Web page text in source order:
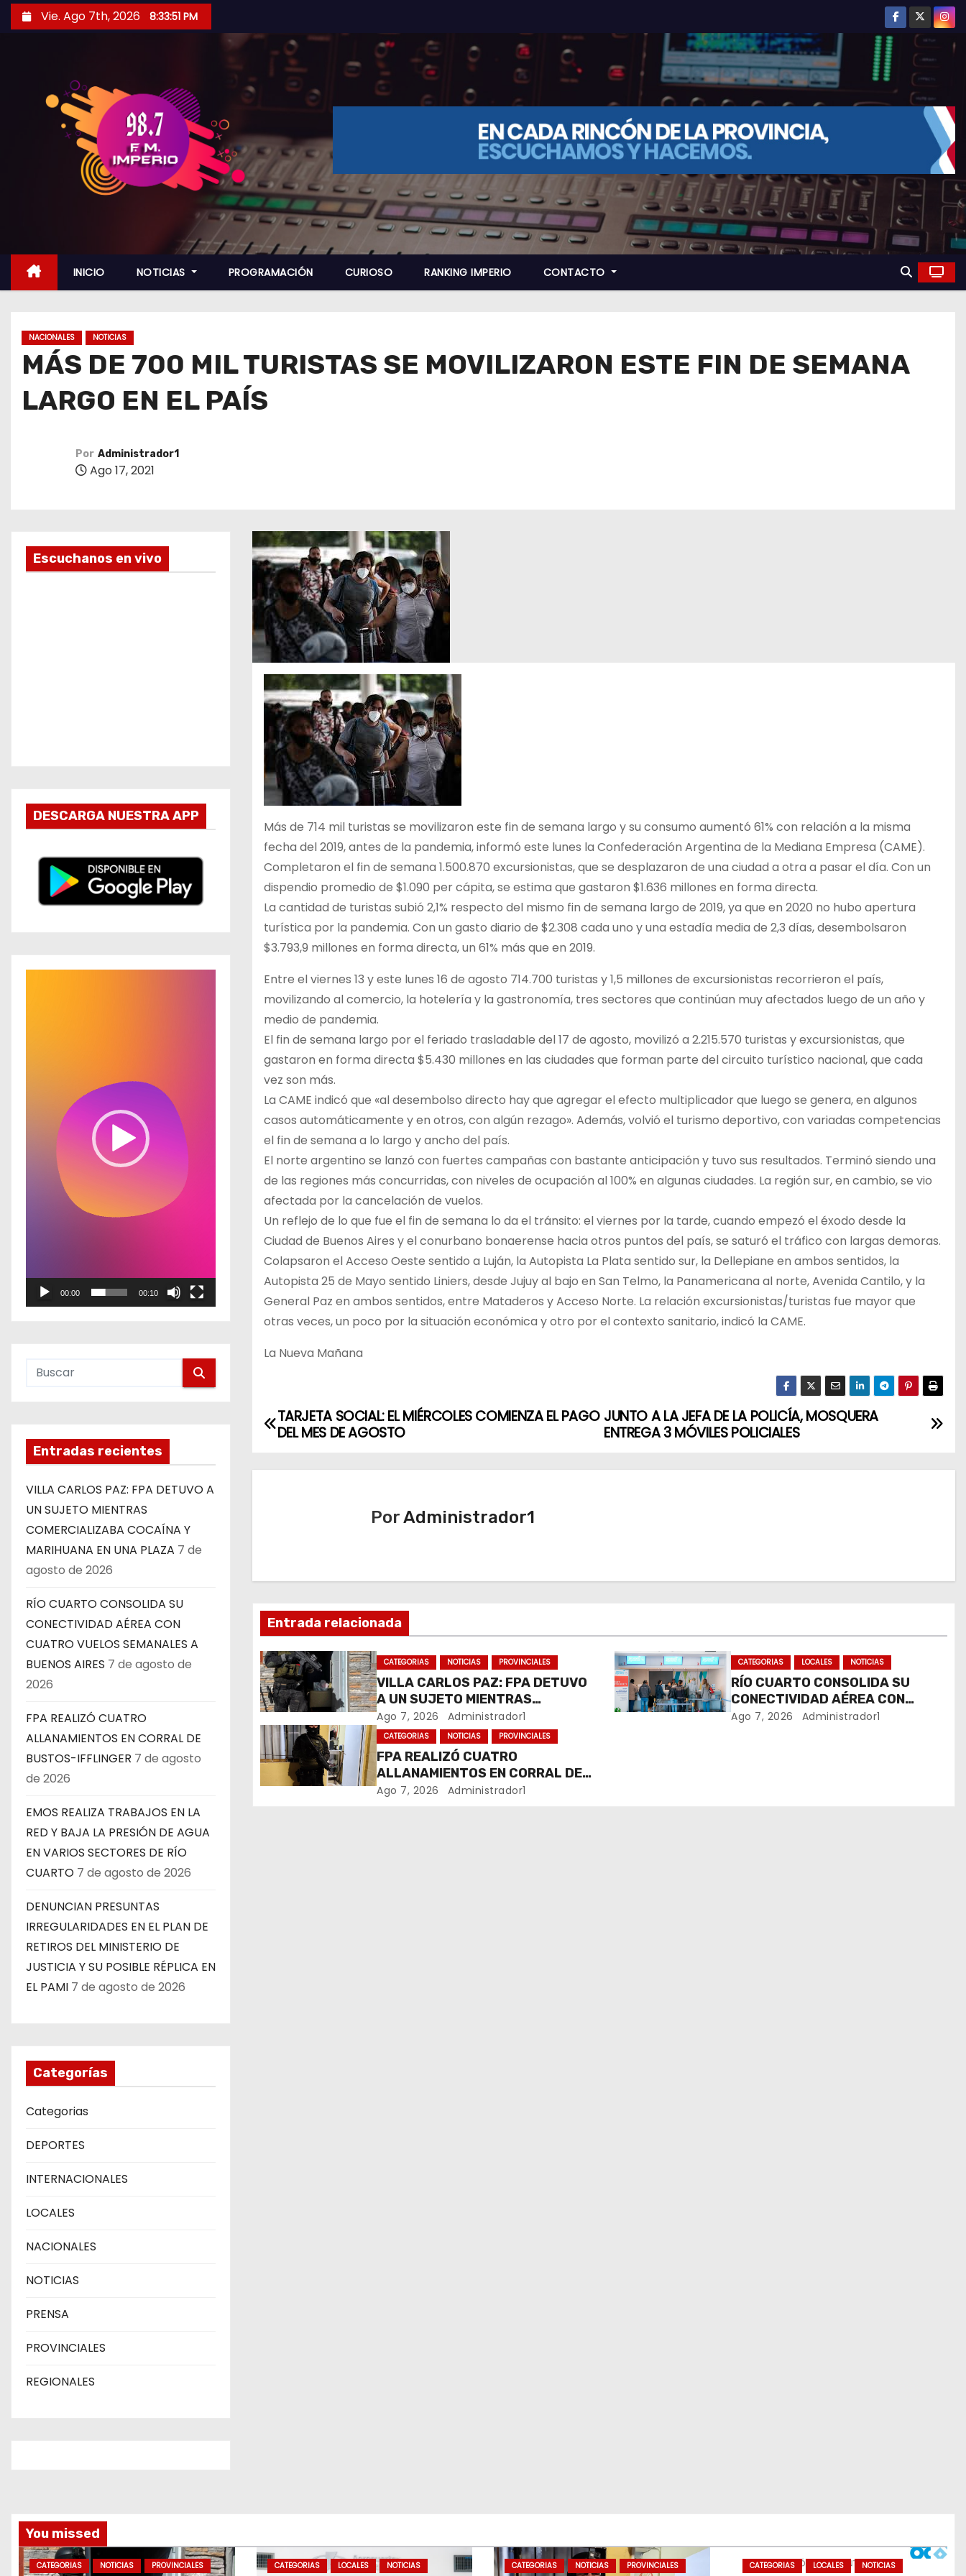
i
Vie. Ago 7th, 2026 8:33:52 PM
INICIO NOTICIAS PROGRAMACIÓN CURIOSO RANKING IMPERIO CONTACTO
NACIONALES NOTICIAS
MÁS DE 700 MIL TURISTAS SE MOVILIZARON ESTE FIN DE SEMANA
LARGO EN EL PAÍS
Por Administrador1
Ago 17, 2021
Escuchanos en vivo
DESCARGA NUESTRA APP
d
00:00 00:10
Entradas recientes
VILLA CARLOS PAZ: FPA DETUVO A
UN SUJETO MIENTRAS
COMERCIALIZABA COCAÍNA Y
MARIHUANA EN UNA PLAZA 7 de
agosto de 2026
RÍO CUARTO CONSOLIDA SU
CONECTIVIDAD AÉREA CON
CUATRO VUELOS SEMANALES A
BUENOS AIRES 7 de agosto de
2026
FPA REALIZÓ CUATRO
ALLANAMIENTOS EN CORRAL DE
BUSTOS-IFFLINGER 7 de agosto
de 2026
EMOS REALIZA TRABAJOS EN LA
RED Y BAJA LA PRESIÓN DE AGUA
EN VARIOS SECTORES DE RÍO
CUARTO 7 de agosto de 2026
DENUNCIAN PRESUNTAS
IRREGULARIDADES EN EL PLAN DE
RETIROS DEL MINISTERIO DE
JUSTICIA Y SU POSIBLE RÉPLICA EN
EL PAMI 7 de agosto de 2026
Categorías
Categorias
DEPORTES
INTERNACIONALES
LOCALES
NACIONALES
NOTICIAS
PRENSA
PROVINCIALES
REGIONALES
Más de 714 mil turistas se movilizaron este fin de semana largo y su consumo aumentó 61% con relación a la misma
fecha del 2019, antes de la pandemia, informó este lunes la Confederación Argentina de la Mediana Empresa (CAME).
Completaron el fin de semana 1.500.870 excursionistas, que se desplazaron de una ciudad a otra a pasar el día. Con un
dispendio promedio de $1.090 per cápita, se estima que gastaron $1.636 millones en forma directa.
La cantidad de turistas subió 2,1% respecto del mismo fin de semana largo de 2019, ya que en 2020 no hubo apertura
turística por la pandemia. Con un gasto diario de $2.308 cada uno y una estadía media de 2,3 días, desembolsaron
$3.793,9 millones en forma directa, un 61% más que en 2019.
Entre el viernes 13 y este lunes 16 de agosto 714.700 turistas y 1,5 millones de excursionistas recorrieron el país,
movilizando al comercio, la hotelería y la gastronomía, tres sectores que continúan muy afectados luego de un año y
medio de pandemia.
El fin de semana largo por el feriado trasladable del 17 de agosto, movilizó a 2.215.570 turistas y excursionistas, que
gastaron en forma directa $5.430 millones en las ciudades que forman parte del circuito turístico nacional, que cada
vez son más.
La CAME indicó que «al desembolso directo hay que agregar el efecto multiplicador que luego se genera, en algunos
casos automáticamente y en otros, con algún rezago». Además, volvió el turismo deportivo, con variadas competencias
el fin de semana a lo largo y ancho del país.
El norte argentino se lanzó con fuertes campañas con bastante anticipación y tuvo sus resultados. Terminó siendo una
de las regiones más concurridas, con niveles de ocupación al 100% en algunas ciudades. La región sur, en cambio, se vio
afectada por la cancelación de vuelos.
Un reflejo de lo que fue el fin de semana lo da el tránsito: el viernes por la tarde, cuando empezó el éxodo desde la
Ciudad de Buenos Aires y el conurbano bonaerense hacia otros puntos del país, se saturó el tráfico con largas demoras.
Colapsaron el Acceso Oeste sentido a Luján, la Autopista La Plata sentido sur, la Dellepiane en ambos sentidos, la
Autopista 25 de Mayo sentido Liniers, desde Jujuy al bajo en San Telmo, la Panamericana al norte, Avenida Cantilo, y la
General Paz en ambos sentidos, entre Mataderos y Acceso Norte. La relación excursionistas/turistas fue mayor que
otras veces, un poco por la situación económica y otro por el contexto sanitario, indicó la CAME.
La Nueva Mañana
N
c
i
ó
n
d
e
e
JUNTO A LA JEFA DE LA POLICÍA, MOSQUERA
ENTREGA 3 MÓVILES POLICIALES
TARJETA SOCIAL: EL MIÉRCOLES COMIENZA EL PAGO
DEL MES DE AGOSTO
PorAdministrador1
Entrada relacionada
CATEGORIAS NOTICIAS PROVINCIALES
VILLA CARLOS PAZ: FPA DETUVO
A UN SUJETO MIENTRAS
COMERCIALIZABA COCAÍNA Y
MARIHUANA EN UNA PLAZA
Ago 7, 2026 Administrador1
CATEGORIAS LOCALES NOTICIAS
RÍO CUARTO CONSOLIDA SU
CONECTIVIDAD AÉREA CON
CUATRO VUELOS SEMANALES A
Ago 7, 2026 Administrador1
CATEGORIAS NOTICIAS PROVINCIALES
FPA REALIZÓ CUATRO
ALLANAMIENTOS EN CORRAL DE
BUSTOS-IFFLINGER
Ago 7, 2026 Administrador1
You missed
CATEGORIAS NOTICIAS PROVINCIALES CATEGORIAS LOCALES NOTICIAS CATEGORIAS NOTICIAS PROVINCIALES CATEGORIAS LOCALES NOTICIAS